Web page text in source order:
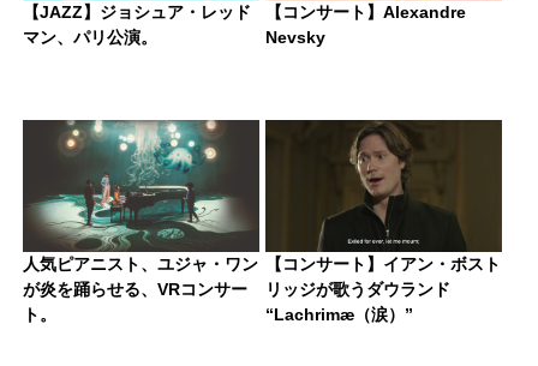
【JAZZ】ジョシュア・レッド
マン、パリ公演。
【コンサート】Alexandre
Nevsky
人気ピアニスト、ユジャ・ワン
が炎を踊らせる、VRコンサー
ト。
【コンサート】イアン・ボスト
リッジが歌うダウランド
“Lachrimæ（涙）”